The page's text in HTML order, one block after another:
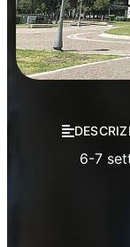
6-7